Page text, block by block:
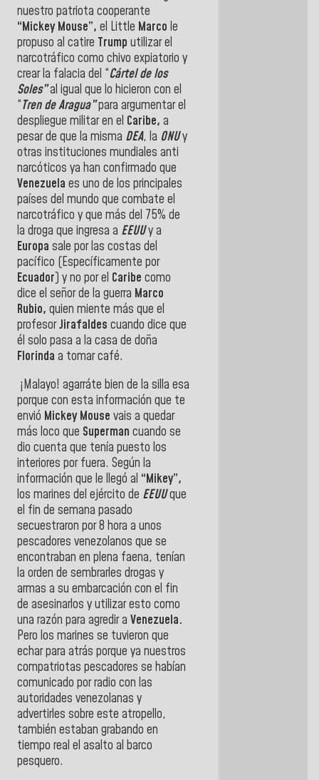
nuestro patriota cooperante
“Mickey Mouse”, el Little Marco le
propuso al catire Trump utilizar el
narcotráfico como chivo expiatorio y
crear la falacia del “Cártel de los
Soles”al igual que lo hicieron con el
“Tren de Aragua”para argumentar el
despliegue militar en el Caribe, a
pesar de que la misma DEA, la ONUy
otras instituciones mundiales anti
narcóticos ya han confirmado que
Venezuela es uno de los principales
países del mundo que combate el
narcotráfico y que más del 75% de
la droga que ingresa a EEUUy a
Europa sale por las costas del
pacífico (Específicamente por
Ecuador) y no por el Caribe como
dice el señor de la guerra Marco
Rubio, quien miente más que el
profesorJirafaldes cuando dice que
él solo pasa a la casa de doña
Florinda a tomar café.
¡Malayo! agarráte bien de la silla esa
porque con esta información que te
envió Mickey Mouse vais a quedar
más loco que Superman cuando se
dio cuenta que tenía puesto los
interiores por fuera. Según la
información que le llegó al “Mikey”,
los marines del ejército de EEUUque
el fin de semana pasado
secuestraron por 8 hora a unos
pescadores venezolanos que se
encontraban en plena faena, tenían
la orden de sembrarles drogas y
armas a su embarcación con el fin
de asesinarlos y utilizar esto como
una razón para agredir a Venezuela.
Pero los marines se tuvieron que
echar para atrás porque ya nuestros
compatriotas pescadores se habían
comunicado por radio con las
autoridades venezolanas y
advertirles sobre este atropello,
también estaban grabando en
tiempo real el asalto al barco
pesquero.